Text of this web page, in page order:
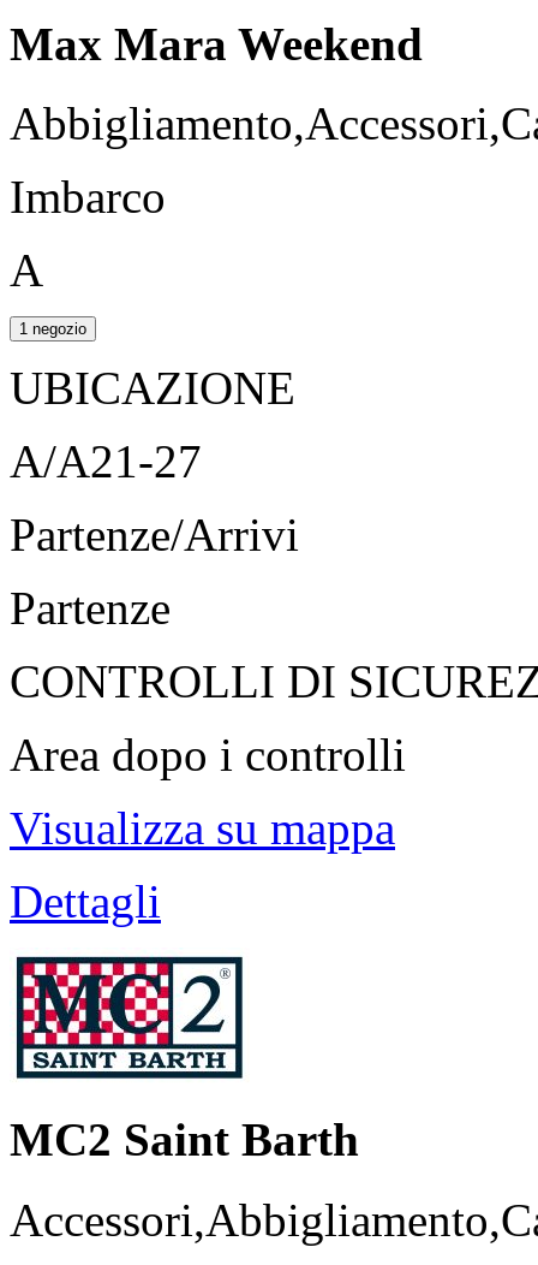
Max Mara Weekend
Imbarco
A
1 negozio
UBICAZIONE
A/A21-27
Partenze/Arrivi
Partenze
CONTROLLI DI
Area dopo i controlli
Visualizza su mappa
Dettagli
MC2 Saint Barth